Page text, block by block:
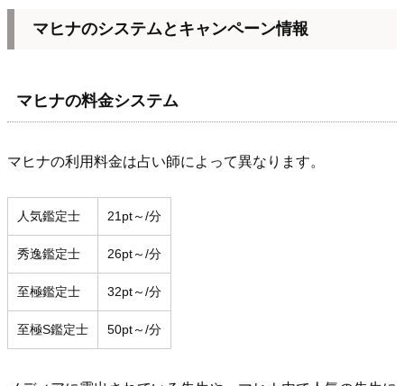
マヒナのシステムとキャンペーン情報
マヒナの料金システム
マヒナの利用料金は占い師によって異なります。
人気鑑定士 21pt～/分
秀逸鑑定士 26pt～/分
至極鑑定士 32pt～/分
至極S鑑定士 50pt～/分